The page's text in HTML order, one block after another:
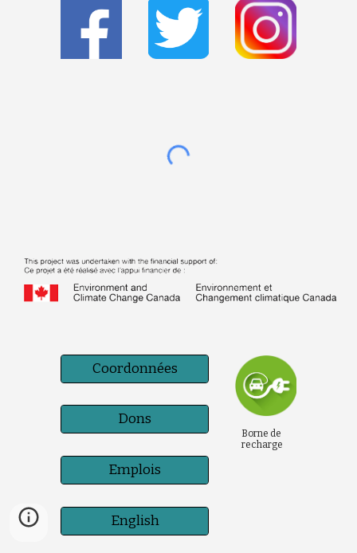
Coordonnées
Dons
Emplois
English
Borne de
recharge